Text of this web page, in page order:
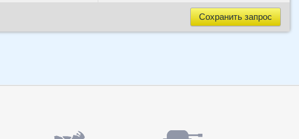
Сохранить запрос